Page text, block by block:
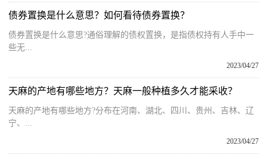
债券置换是什么意思？如何看待债券置换？
债券置换是什么意思?通俗理解的债权置换，是指债权持有人手中一
些无...
2023/04/27
天麻的产地有哪些地方？天麻一般种植多久才能采收？
天麻的产地有哪些地方?分布在河南、湖北、四川、贵州、吉林、辽
宁、...
2023/04/27